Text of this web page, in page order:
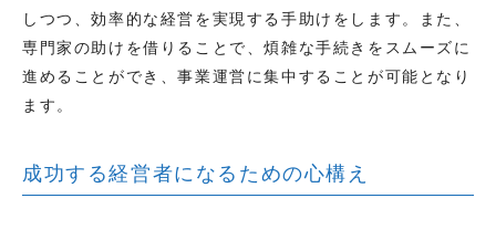
しつつ、効率的な経営を実現する手助けをします。また、
専門家の助けを借りることで、煩雑な手続きをスムーズに
進めることができ、事業運営に集中することが可能となり
ます。
成功する経営者になるための心構え